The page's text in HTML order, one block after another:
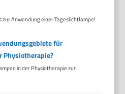
zur Anwendung einer Tageslichtlampe!
für
Physiotherapie?
in der Physiotherapie zur